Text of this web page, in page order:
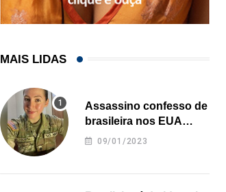
MAIS LIDAS
Assassino confesso de
brasileira nos EUA
revela onde deixou o
09/01/2023